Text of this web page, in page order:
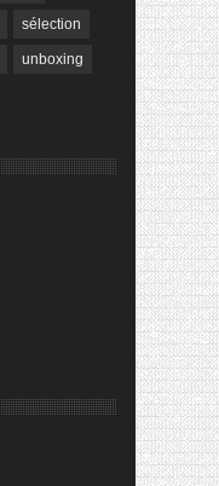
sélection
unboxing